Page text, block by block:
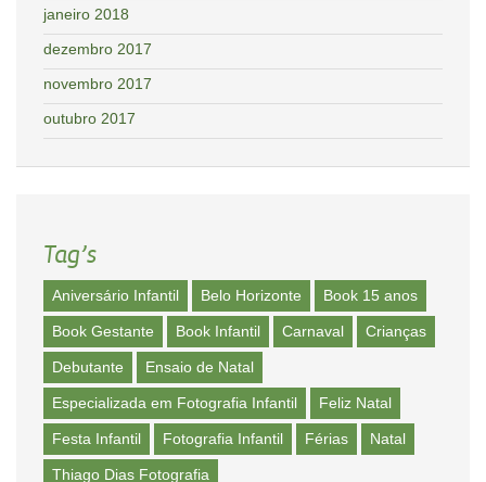
janeiro 2018
dezembro 2017
novembro 2017
outubro 2017
Tag’s
Aniversário Infantil Belo Horizonte Book 15 anos
Book Gestante Book Infantil Carnaval Crianças
Debutante Ensaio de Natal
Especializada em Fotografia Infantil Feliz Natal
Festa Infantil Fotografia Infantil Férias Natal
Thiago Dias Fotografia